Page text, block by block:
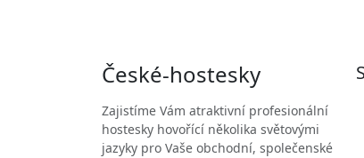
České-hostesky
Zajistíme Vám atraktivní profesionální
hostesky hovořící několika světovými
jazyky pro Vaše obchodní, společenské